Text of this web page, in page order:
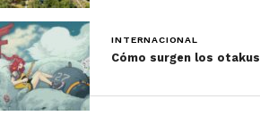
Foto: Cortesía Museo
INTERNACIONAL
Cómo surgen los otakus